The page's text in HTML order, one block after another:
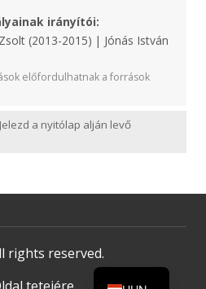
irányítói:
(2013-2015) | Jónás István
előfordulhatnak a források
a nyitólap alján levő
rights reserved.